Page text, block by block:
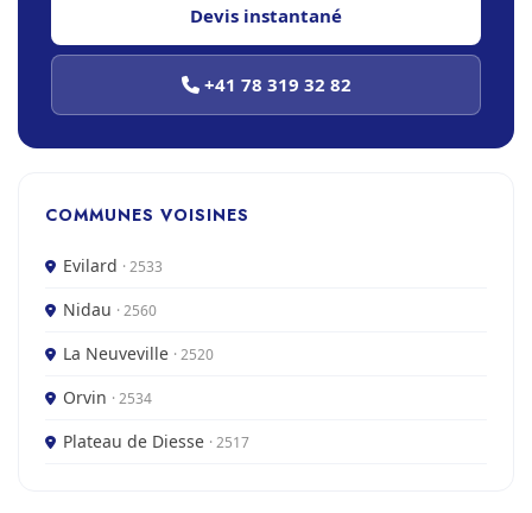
Devis instantané
+41 78 319 32 82
COMMUNES VOISINES
Evilard · 2533
Nidau · 2560
La Neuveville · 2520
Orvin · 2534
Plateau de Diesse · 2517